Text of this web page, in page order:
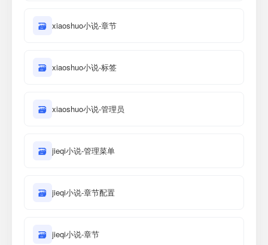
🗃 xiaoshuo小说-章节
🗃 xiaoshuo小说-标签
🗃 xiaoshuo小说-管理员
🗃 jieqi小说-管理菜单
🗃 jieqi小说-章节配置
🗃 jieqi小说-章节